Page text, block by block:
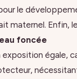
le
maternel. Enfin,
foncée
égale,